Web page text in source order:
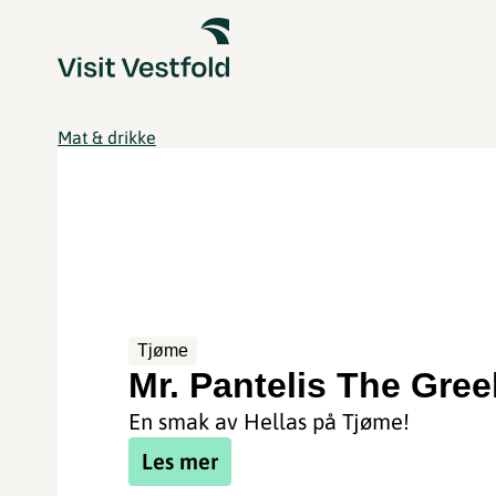
Mat & drikke
Tjøme
Mr. Pantelis The
En smak av Hellas på Tjøme!
Les mer